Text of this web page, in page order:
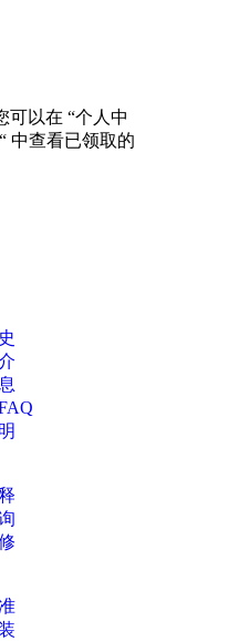
可以在 “个人中
中查看已领取的